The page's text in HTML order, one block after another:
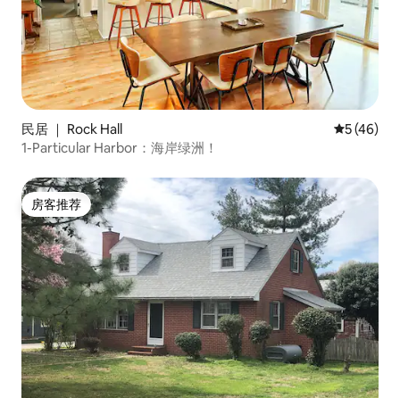
民居 ｜ Rock Hall 平均评分
5 (46)
1-Particular Harbor：海岸绿洲！
房客推荐
房客推荐